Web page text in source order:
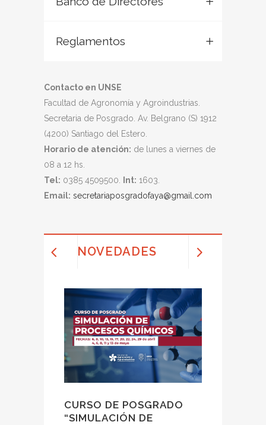
Reglamentos
Contacto en UNSE
Facultad de Agronomía y Agroindustrias.
Secretaria de Posgrado. Av. Belgrano (S) 1912
(4200) Santiago del Estero.
Horario de atención: de lunes a viernes de
08 a 12 hs.
Tel: 0385 4509500. Int: 1603.
Email: secretariaposgradofaya@gmail.com
NOVEDADES
CURSO DE POSGRADO
“SIMULACIÓN DE